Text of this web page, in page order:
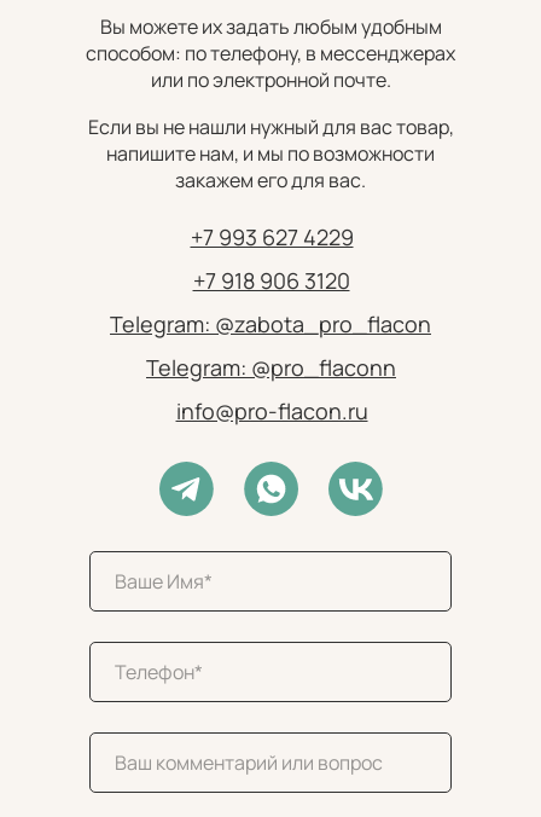
+7 993 627 4229
+7 918 906 3120
Telegram: @zabota_pro_flacon
Telegram: @pro_flaconn
info@pro-flacon.ru
Вы можете их задать любым удобным
способом: по телефону, в мессенджерах
или по электронной почте.
Если вы не нашли нужный для вас товар,
напишите нам, и мы по возможности
закажем его для вас.